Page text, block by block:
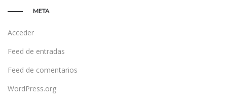
META
Acceder
Feed de entradas
Feed de comentarios
WordPress.org